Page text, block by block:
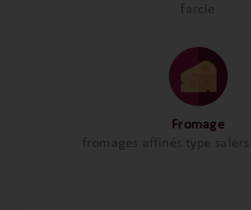
farcie
Fromage
fromages affinés type